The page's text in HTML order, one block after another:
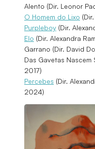
Alento (Dir. Leonor
O Homem do Lixo
Purpleboy (Dir.
Elo (Dir. Alexandra
Garrano (Dir. David
Das Gavetas Nascem
2017)
Percebes (Dir.
2024)